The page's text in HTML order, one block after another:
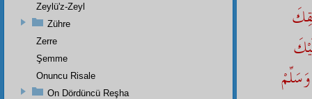
Zeylü'z-Zeyl
Zühre
Zerre
Şemme
Onuncu Risale
On Dördüncü Reşha